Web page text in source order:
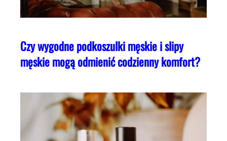
Czy wygodne podkoszulki męskie i slipy
męskie mogą odmienić codzienny komfort?